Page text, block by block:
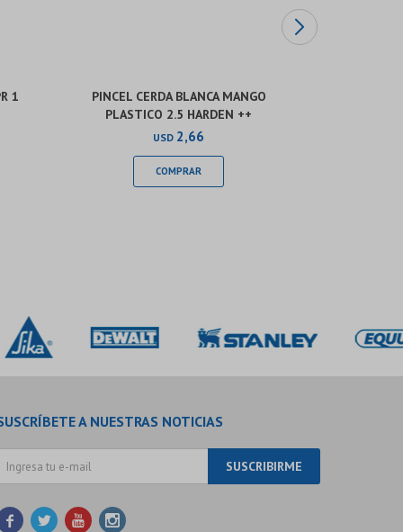
1
PINCEL CERDA BLANCA MANGO
PLASTICO 2.5 HARDEN ++
USD 2,66
A NUESTRAS NOTICIAS
SUSCRIBIRME
   